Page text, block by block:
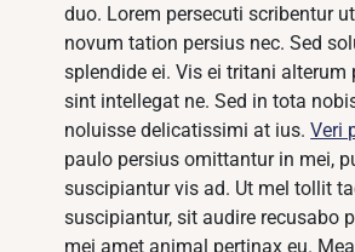
duo. Lorem persecuti scribentur
novum tation persius nec. Sed
splendide ei. Vis ei tritani alterum
sint intellegat ne. Sed in tota
noluisse delicatissimi at ius.Veri
paulo persius omittantur in mei,
suscipiantur vis ad. Ut mel tollit
suscipiantur, sit audire recusabo
mei amet animal pertinax eu.